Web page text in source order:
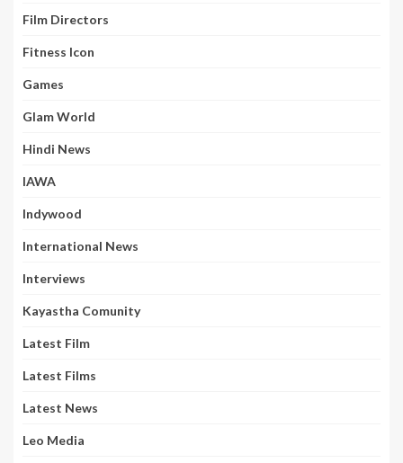
Film Directors
Fitness Icon
Games
Glam World
Hindi News
IAWA
Indywood
International News
Interviews
Kayastha Comunity
Latest Film
Latest Films
Latest News
Leo Media